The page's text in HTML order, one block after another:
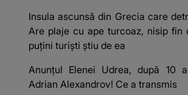
Insula ascunsă din Grecia care
Are plaje cu ape turcoaz, nisip fin
puțini turiști știu de ea
Anunțul Elenei Udrea, după 10
Adrian Alexandrov! Ce a transmis